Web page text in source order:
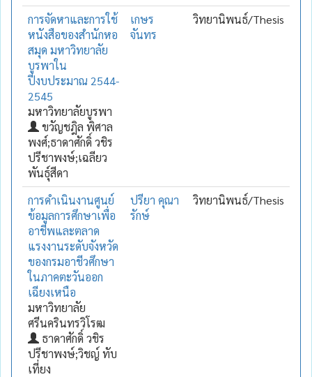
การจัดหาและการใช้
หนังสือของสำนักหอ
สมุด มหาวิทยาลัย
บูรพาใน
ปีงบประมาณ 2544-
2545
มหาวิทยาลัยบูรพา
ขวัญชฎิล พิศาล
พงศ์;ธาดาศักดิ์ วชิร
ปรีชาพงษ์;เฉลียว
พันธุ์สีดา
เกษร
จันทร
วิทยานิพนธ์/Thesis
การดำเนินงานศูนย์
ข้อมูลการศึกษาเพื่อ
อาชีพและตลาด
แรงงานระดับจังหวัด
ของกรมอาชีวศึกษา
ในภาคตะวันออก
เฉียงเหนือ
มหาวิทยาลัย
ศรีนครินทรวิโรฒ
ธาดาศักดิ์ วชิร
ปรีชาพงษ์;วิชญ์ ทับ
เที่ยง
ปรียา คุณา
รักษ์
วิทยานิพนธ์/Thesis